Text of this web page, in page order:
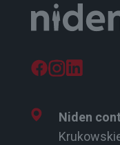
Niden